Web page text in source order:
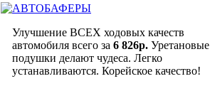
АВТОБАФЕРЫ
Улучшение ВСЕХ ходовых качеств
автомобиля всего за 6 826р. Уретановые
подушки делают чудеса. Легко
устанавливаются. Корейское качество!